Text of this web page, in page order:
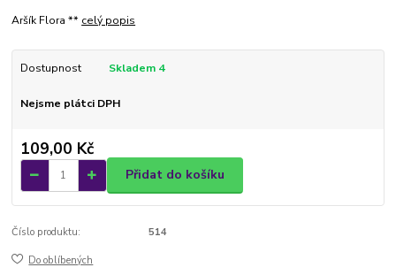
Aršík Flora ** celý popis
Dostupnost Skladem 4
Nejsme plátci DPH
109,00 Kč
Přidat do košíku
Číslo produktu: 514
Do oblíbených